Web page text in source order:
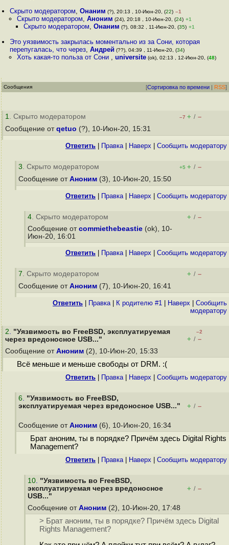
Скрыто модератором,Онаним (?), 20:13 , 10-Июн-20, (22) –1
Скрыто модератором, Аноним (24), 20:18 , 10-Июн-20, (24) +1
Скрыто модератором, Онаним (?), 08:32 , 11-Июн-20, (35) +1
Это уязвимость закрылась моментально из за Сони, которая
перепугалась, что через,Андрей (??), 04:39 , 11-Июн-20, (34)
Хоть какая-то польза от Сони , universite(ok), 02:13 , 12-Июн-20, (48)
Сообщения [Сортировка по времени | RSS]
1. Скрыто модератором –7 + / –
Сообщение от qetuo (?), 10-Июн-20, 15:31
Ответить Правка| Наверх Cообщить модератору
3. Скрыто модератором +5 + / –
Сообщение от Аноним (3), 10-Июн-20, 15:50
Ответить Правка| Наверх Cообщить модератору
4. Скрыто модератором + / –
Сообщение от commiethebeastie (ok), 10-
Июн-20, 16:01
Ответить Правка| Наверх Cообщить модератору
7. Скрыто модератором + / –
Сообщение от Аноним (7), 10-Июн-20, 16:41
Ответить Правка| К родителю #1 Наверх
Cообщить
модератору
2. "Уязвимость во FreeBSD, эксплуатируемая
через вредоносное USB..."
–2
+ / –
Сообщение от Аноним (2), 10-Июн-20, 15:33
Всё меньше и меньше свободы от DRM. :(
Ответить Правка| Наверх Cообщить модератору
6. "Уязвимость во FreeBSD,
эксплуатируемая через вредоносное USB..."
+ / –
Сообщение от Аноним (6), 10-Июн-20, 16:34
Брат аноним, ты в порядке? Причём здесь Digital Rights
Management?
Ответить Правка| Наверх Cообщить модератору
10. "Уязвимость во FreeBSD,
эксплуатируемая через вредоносное
USB..."
+ / –
Сообщение от Аноним (2), 10-Июн-20, 17:48
> Брат аноним, ты в порядке? Причём здесь Digital
Rights Management?